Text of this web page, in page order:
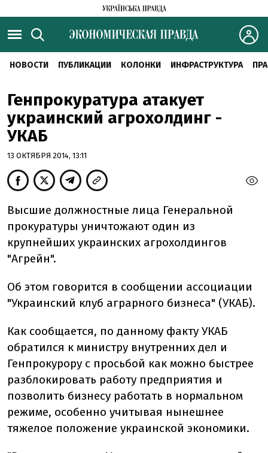
НОВОСТИ ПУБЛИКАЦИИ КОЛОНКИ ИНФРАСТРУКТУРА
Генпрокуратура атакует
украинский агрохолдинг -
УКАБ
13 ОКТЯБРЯ 2014, 13:11
Высшие должностные лица Генеральной
прокуратуры уничтожают один из
крупнейших украинских агрохолдингов
"Агрейн".
Об этом говорится в сообщении ассоциации
"Украинский клуб аграрного бизнеса" (УКАБ).
Как сообщается, по данному факту УКАБ
обратился к министру внутренних дел и
Генпрокурору с просьбой как можно быстрее
разблокировать работу предприятия и
позволить бизнесу работать в нормальном
режиме, особенно учитывая нынешнее
тяжелое положение украинской экономики.